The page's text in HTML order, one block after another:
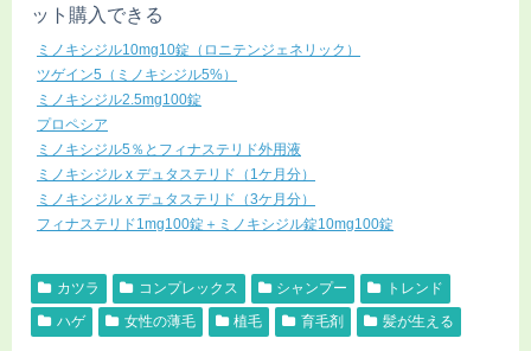
ット購入できる
ミノキシジル10mg10錠（ロニテンジェネリック）
ツゲイン5（ミノキシジル5%）
ミノキシジル2.5mg100錠
プロペシア
ミノキシジル5％とフィナステリド外用液
ミノキシジル x デュタステリド（1ケ月分）
ミノキシジル x デュタステリド（3ケ月分）
フィナステリド1mg100錠＋ミノキシジル錠10mg100錠
カツラ コンプレックス シャンプー
トレンド
ハゲ
女性の薄毛 植毛 育毛剤 髪が生える